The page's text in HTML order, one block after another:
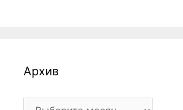
Архив
Архив